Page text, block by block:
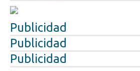
Publicidad
Publicidad
Publicidad